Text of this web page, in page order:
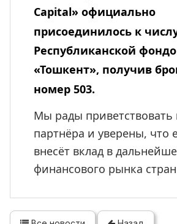
Capital» официально
присоединилось к
Республиканской
«Тошкент», получив
номер 503.
Мы рады приветствовать
партнёра и уверены, что
внесёт вклад в
финансового рынка